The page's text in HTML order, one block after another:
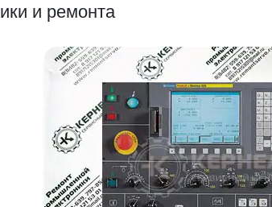
и ремонта